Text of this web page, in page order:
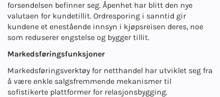
forsendelsen befinner seg. Åpenhet har blitt den nye
valutaen for kundetillit. Ordresporing i sanntid gir
kundene et enestående innsyn i kjøpsreisen deres, noe
som reduserer engstelse og bygger tillit.
Markedsføringsfunksjoner
Markedsføringsverktøy for netthandel har utviklet seg fra
å være enkle salgsfremmende mekanismer til
sofistikerte plattformer for relasjonsbygging.